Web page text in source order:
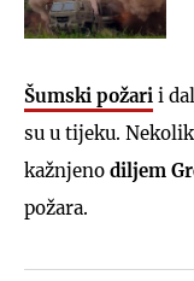
Šumski požari i
su u tijeku.
kažnjeno diljem
požara.